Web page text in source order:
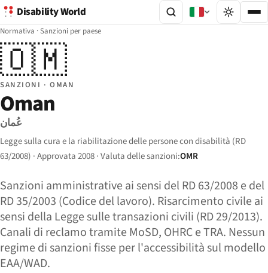
Disability World
Normativa ·Sanzioni per paese
🇴🇲
SANZIONI · OMAN
Oman
عُمان
Legge sulla cura e la riabilitazione delle persone con disabilità (RD
63/2008) · Approvata 2008 · Valuta delle sanzioni:OMR
Sanzioni amministrative ai sensi del RD 63/2008 e del
RD 35/2003 (Codice del lavoro). Risarcimento civile ai
sensi della Legge sulle transazioni civili (RD 29/2013).
Canali di reclamo tramite MoSD, OHRC e TRA. Nessun
regime di sanzioni fisse per l'accessibilità sul modello
EAA/WAD.